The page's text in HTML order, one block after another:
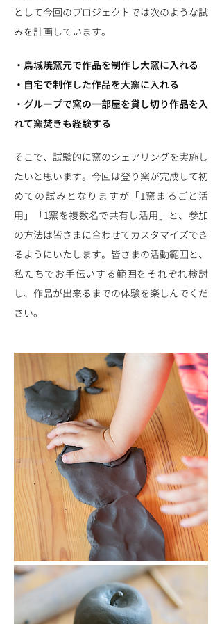
として今回のプロジェクトでは次のような試
みを計画しています。
・烏城焼窯元で作品を制作し大窯に入れる
・自宅で制作した作品を大窯に入れる
・グループで窯の一部屋を貸し切り作品を入
れて窯焚きも経験する
そこで、試験的に窯のシェアリングを実施し
たいと思います。今回は登り窯が完成して初
めての試みとなりますが「1窯まるごと活
用」「1窯を複数名で共有し活用」と、参加
の方法は皆さまに合わせてカスタマイズでき
るようにいたします。皆さまの活動範囲と、
私たちでお手伝いする範囲をそれぞれ検討
し、作品が出来るまでの体験を楽しんでくだ
さい。